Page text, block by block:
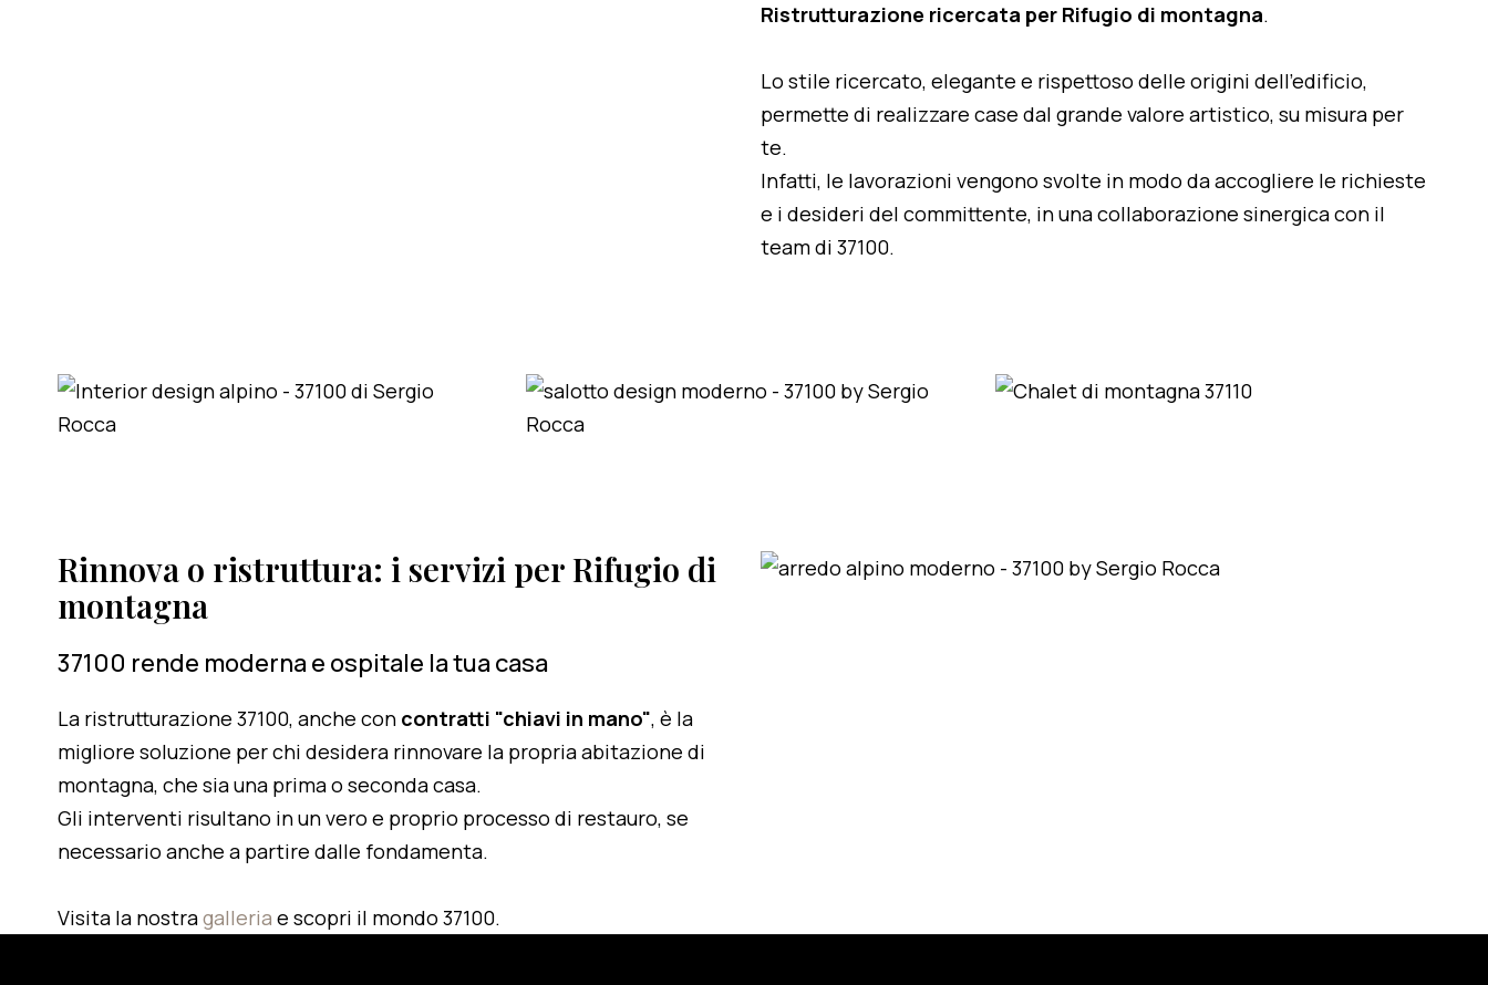
Ristrutturazione ricercata per Rifugio di montagna.
Lo stile ricercato, elegante e rispettoso delle origini dell'edificio,
permette di realizzare case dal grande valore artistico, su misura per
te.
Infatti, le lavorazioni vengono svolte in modo da accogliere le richieste
e i desideri del committente, in una collaborazione sinergica con il
team di 37100.
Rinnova o ristruttura: i servizi per Rifugio di
montagna
37100 rende moderna e ospitale la tua casa
La ristrutturazione 37100, anche con contratti "chiavi in mano", è la
migliore soluzione per chi desidera rinnovare la propria abitazione di
montagna, che sia una prima o seconda casa.
Gli interventi risultano in un vero e proprio processo di restauro, se
necessario anche a partire dalle fondamenta.
Visita la nostragalleria e scopri il mondo 37100.